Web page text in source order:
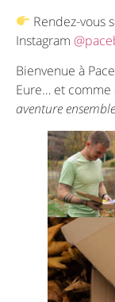
Rendez-vous
Instagram
Bienvenue à
Eure… et comme
aventure